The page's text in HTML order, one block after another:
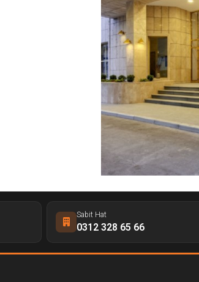
Sabit Hat
0312 328 65 66